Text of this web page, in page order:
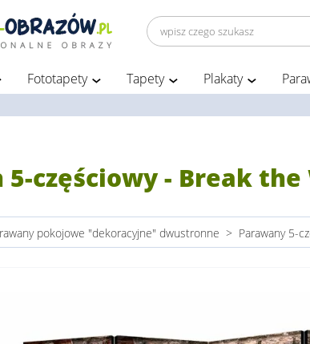
Fototapety Tapety Plakaty
5-częściowy - Break the
pokojowe "dekoracyjne" dwustronne > Parawany 5-